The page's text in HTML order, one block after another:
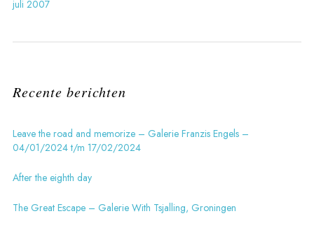
juli 2007
Recente berichten
Leave the road and memorize – Galerie Franzis Engels –
04/01/2024 t/m 17/02/2024
After the eighth day
The Great Escape – Galerie With Tsjalling, Groningen